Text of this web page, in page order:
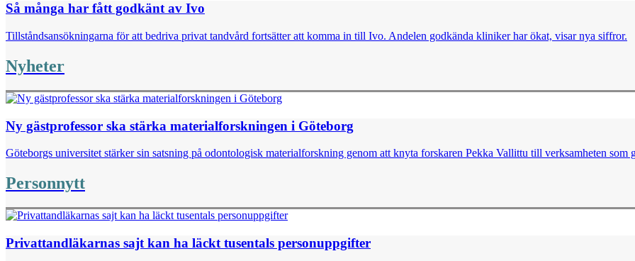
Så många har fått godkänt av Ivo
Tillståndsansökningarna för att bedriva privat tandvård fortsätter att komma in till Ivo. Andelen godkända kliniker har ökat, visar nya siffror.
Nyheter
Ny gästprofessor ska stärka materialforskningen i Göteborg
Göteborgs universitet stärker sin satsning på odontologisk materialforskning genom att knyta forskaren Pekka Vallittu till verksamheten som
Personnytt
Privattandläkarnas sajt kan ha läckt tusentals personuppgifter